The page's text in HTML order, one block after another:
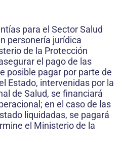
para el Sector Salud
personería jurídica
de la Protección
el pago de las
posible pagar por parte de
Estado, intervenidas por la
de Salud, se financiará
en el caso de las
liquidadas, se pagará
el Ministerio de la